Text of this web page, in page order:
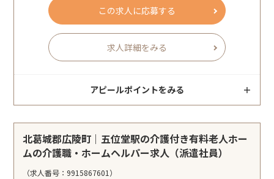
この求人に応募する
求人詳細をみる
アピールポイントをみる
北葛城郡広陵町｜五位堂駅の介護付き有料老人ホー
ムの介護職・ホームヘルパー求人（派遣社員）
（求人番号：9915867601）